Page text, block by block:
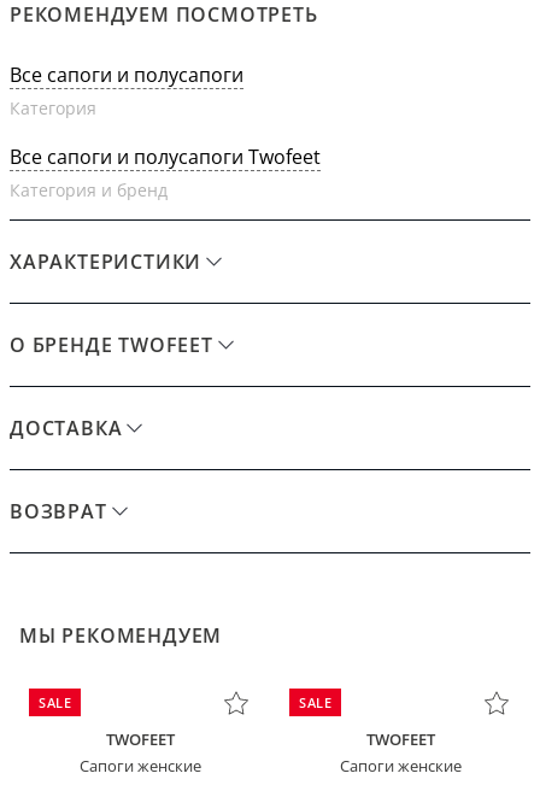
РЕКОМЕНДУЕМ ПОСМОТРЕТЬ
Все сапоги и полусапоги
Категория
Все сапоги и полусапоги Twofeet
Категория и бренд
ХАРАКТЕРИСТИКИ
О БРЕНДЕ TWOFEET
ДОСТАВКА
ВОЗВРАТ
МЫ РЕКОМЕНДУЕМ
SALE
TWOFEET
Сапоги женские
SALE
TWOFEET
Сапоги женские